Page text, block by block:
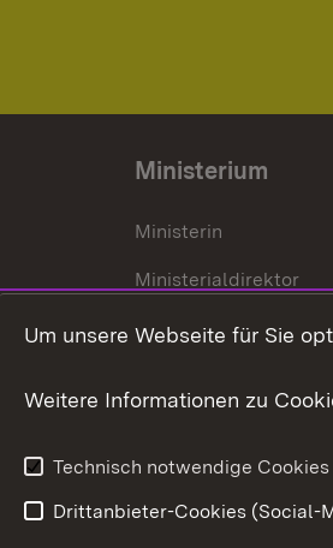
Ministerium
Ministerin
Ministerialdirektor
Organisation und
Um unsere Webseite für Sie
Weitere Informationen zu
Technisch notwendige Cookies
Drittanbieter-Cookies (Social-